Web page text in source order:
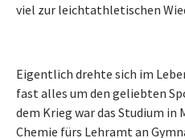
viel zur leichtathletischen
Eigentlich drehte sich im
fast alles um den geliebten
dem Krieg war das Studium in
Chemie fürs Lehramt an